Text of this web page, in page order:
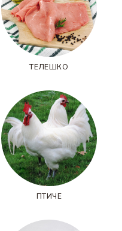
ТЕЛЕШКО
ПТИЧЕ